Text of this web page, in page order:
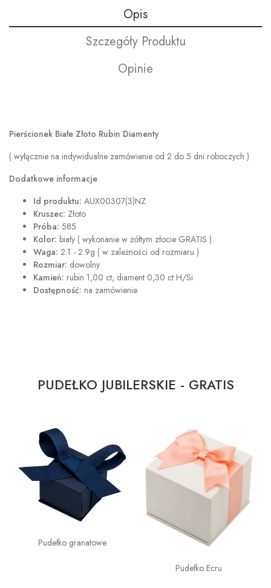
Opis
Szczegóły Produktu
Opinie
Pierścionek Białe Złoto Rubin Diamenty
( wyłącznie na indywidualne zamówienie od 2 do 5 dni roboczych )
Dodatkowe informacje
Id produktu: AUX00307(3)NZ
Kruszec: Złoto
Próba: 585
Kolor: biały ( wykonanie w żółtym złocie GRATIS )
Waga: 2.1 - 2.9g ( w zależności od rozmiaru )
Rozmiar: dowolny
Kamień: rubin 1,00 ct, diament 0,30 ct H/Si
Dostępność: na zamówienie
PUDEŁKO JUBILERSKIE - GRATIS
Pudełko granatowe
Pudełko Ecru